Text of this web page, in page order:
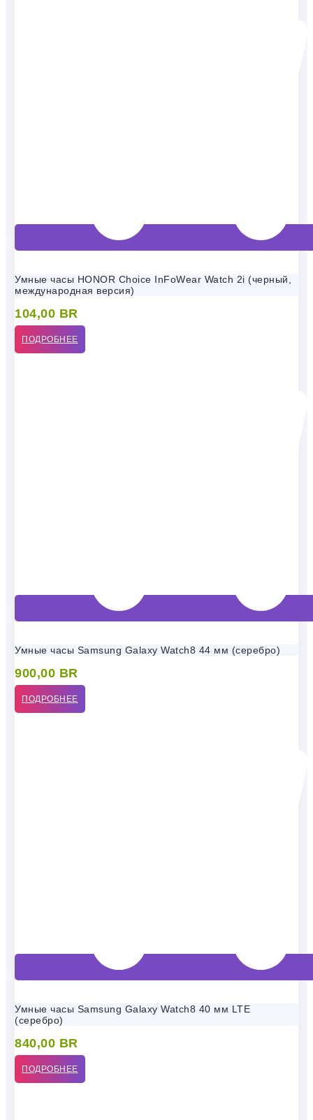
Умные часы HONOR Choice InFoWear Watch 2i (черный,
международная версия)
104,00 BR
ПОДРОБНЕЕ
Умные часы Samsung Galaxy Watch8 44 мм (серебро)
900,00 BR
ПОДРОБНЕЕ
Умные часы Samsung Galaxy Watch8 40 мм LTE
(серебро)
840,00 BR
ПОДРОБНЕЕ